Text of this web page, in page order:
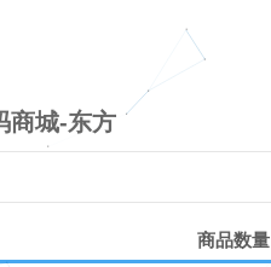
商城-东方
商品数量